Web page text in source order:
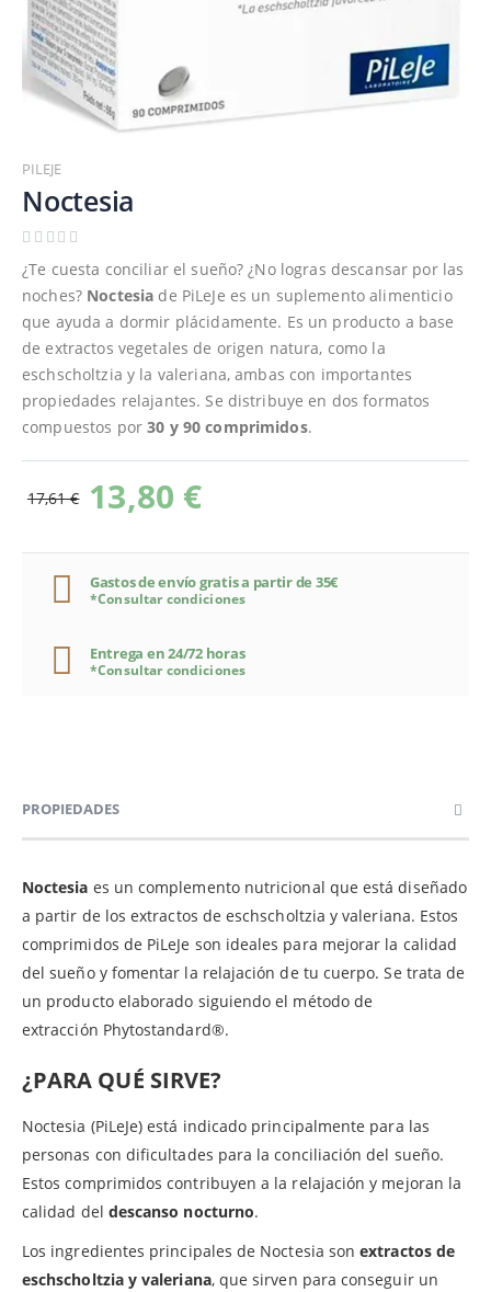
al
comienzo
de
la
galería
de
imágenes
PILEJE
Noctesia
¿Te cuesta conciliar el sueño? ¿No logras descansar por las
noches? Noctesia de PiLeJe es un suplemento alimenticio
que ayuda a dormir plácidamente. Es un producto a base
de extractos vegetales de origen natura, como la
eschscholtzia y la valeriana, ambas con importantes
propiedades relajantes. Se distribuye en dos formatos
compuestos por30 y 90 comprimidos.
13,80 €
17,61 €
Gastos de envío gratis a partir de 35€
*Consultar condiciones
Entrega en 24/72 horas
*Consultar condiciones
PROPIEDADES
Noctesia es un complemento nutricional que está diseñado
a partir de los extractos de eschscholtzia y valeriana. Estos
comprimidos de PiLeJe son ideales para mejorar la calidad
del sueño y fomentar la relajación de tu cuerpo. Se trata de
un producto elaborado siguiendo el método de
extracción Phytostandard®.
¿PARA QUÉ SIRVE?
Noctesia (PiLeJe) está indicado principalmente para las
personas con dificultades para la conciliación del sueño.
Estos comprimidos contribuyen a la relajación y mejoran la
calidad del descanso nocturno.
Los ingredientes principales de Noctesia sonextractos de
eschscholtzia y valeriana, que sirven para conseguir un